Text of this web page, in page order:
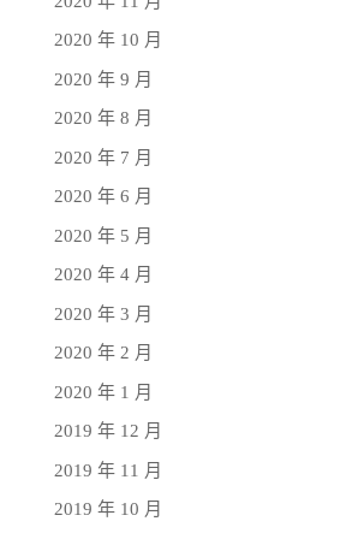
2020 年 10 月
2020 年 9 月
2020 年 8 月
2020 年 7 月
2020 年 6 月
2020 年 5 月
2020 年 4 月
2020 年 3 月
2020 年 2 月
2020 年 1 月
2019 年 12 月
2019 年 11 月
2019 年 10 月